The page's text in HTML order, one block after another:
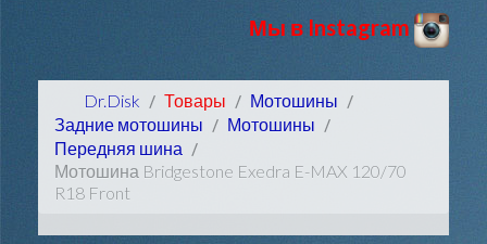
Мы в Instagram
Dr.Disk Товары
Мотошины
Задние мотошины
Мотошины
Передняя шина
Мотошина Bridgestone Exedra E-MAX 120/70
R18 Front